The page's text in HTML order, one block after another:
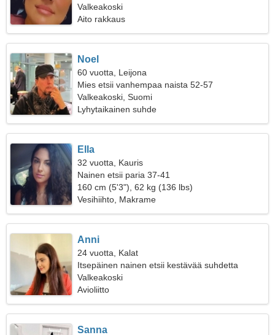
Valkeakoski
Aito rakkaus
Noel
60 vuotta, Leijona
Mies etsii vanhempaa naista 52-57
Valkeakoski, Suomi
Lyhytaikainen suhde
Ella
32 vuotta, Kauris
Nainen etsii paria 37-41
160 cm (5'3"), 62 kg (136 lbs)
Vesihiihto, Makrame
Anni
24 vuotta, Kalat
Itsepäinen nainen etsii kestävää suhdetta
Valkeakoski
Avioliitto
Sanna